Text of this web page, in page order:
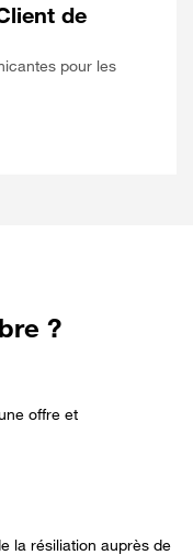
de
pour les
?
offre et
la résiliation auprès de